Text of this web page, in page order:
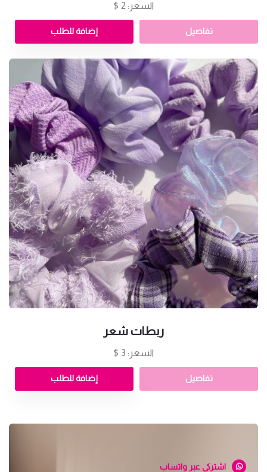
السعر: 2 $
تفاصيل إضافة للطلب
ربطات شعر
السعر: 3 $
تفاصيل إضافة للطلب
اشتركي عبر واتساب